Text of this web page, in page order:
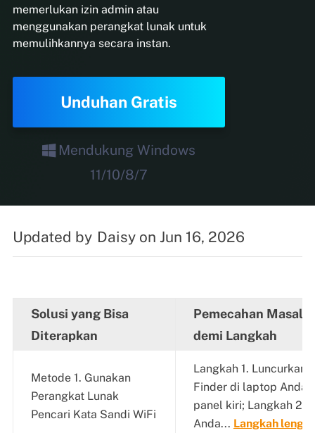
memerlukan izin admin atau
menggunakan perangkat lunak untuk
memulihkannya secara instan.
Unduhan Gratis
Mendukung Windows
11/10/8/7
Updated by Daisyon Jun 16, 2026
Solusi yang Bisa
Diterapkan
Pemecahan
demi Langkah
Metode 1. Gunakan
Perangkat Lunak
Pencari Kata Sandi WiFi
Langkah 1. Luncurkan
Finder di laptop Anda,
panel kiri; Langkah 2.
Anda... Langkah